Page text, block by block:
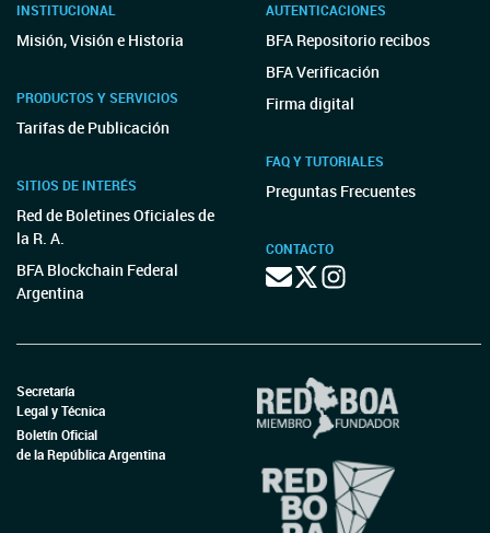
INSTITUCIONAL
Misión, Visión e Historia
PRODUCTOS Y SERVICIOS
Tarifas de Publicación
SITIOS DE INTERÉS
Red de Boletines Oficiales de
la R. A.
BFA Blockchain Federal
Argentina
AUTENTICACIONES
BFA Repositorio recibos
BFA Verificación
Firma digital
FAQ Y TUTORIALES
Preguntas Frecuentes
CONTACTO
Secretaría
Legal y Técnica
Boletín Oficial
de la República Argentina